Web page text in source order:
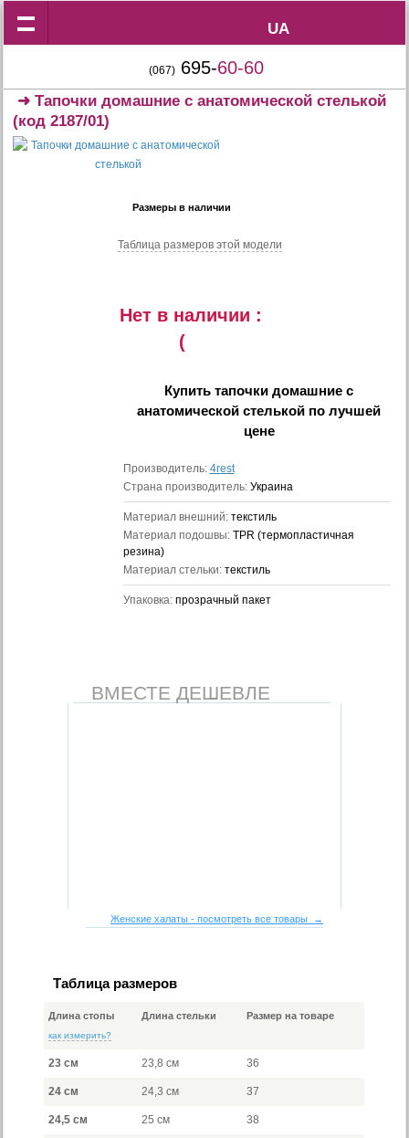
UA
UA
(067) 695-60-60
➜Тапочки домашние с анатомической стелькой
(код 2187/01)
Размеры в наличии
Таблица размеров этой модели
Нет в наличии :
(
Купитьтапочки домашние с
анатомической стелькой по лучшей
цене
Производитель: 4rest
Страна производитель: Украина
Материал внешний: текстиль
Материал подошвы: TPR (термопластичная
резина)
Материал стельки: текстиль
Упаковка: прозрачный пакет
ВМЕСТЕ ДЕШЕВЛЕ
Женские халаты - посмотреть все товары →
Таблица размеров
Длина стопы
как измерить?
Длина стельки Размер на товаре
23 см 23,8 см 36
24 см 24,3 см 37
24,5 см 25 см 38